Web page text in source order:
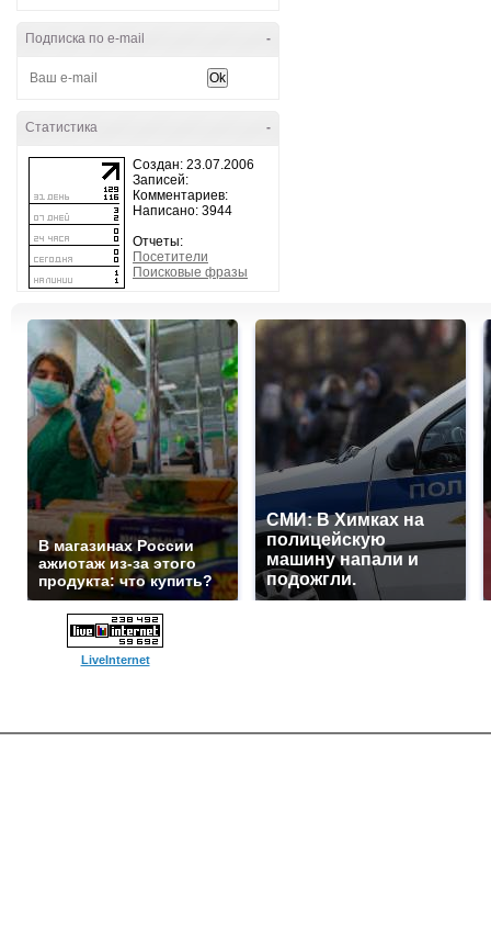
-
Подписка по e-mail
-
Статистика
Создан: 23.07.2006
Записей:
Комментариев:
Написано: 3944
Отчеты:
Посетители
Поисковые фразы
В магазинах России
ажиотаж из-за этого
продукта: что купить?
СМИ: В Химках на
полицейскую
машину напали и
подожгли.
LiveInternet